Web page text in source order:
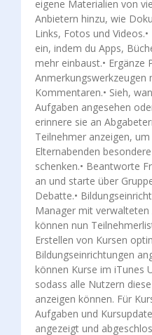
eigene Materialien von
Anbietern hinzu, wie
Links, Fotos und
ein, indem du Apps,
mehr einbaust.• Ergänze
Anmerkungswerkzeugen
Kommentaren.• Sieh,
Aufgaben angesehen
erinnere sie an
Teilnehmer anzeigen,
Elternabenden
schenken.• Beantworte
an und starte über
Debatte.•
Manager mit
können nun
Erstellen von Kursen
Bildungseinrichtungen
können Kurse im iTunes
sodass alle Nutzern
anzeigen können. Für
Aufgaben und
angezeigt und